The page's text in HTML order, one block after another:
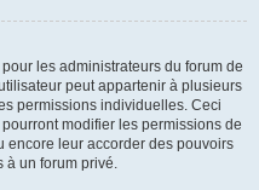
les administrateurs du forum de
peut appartenir à plusieurs
permissions individuelles. Ceci
modifier les permissions de
encore leur accorder des pouvoirs
à un forum privé.